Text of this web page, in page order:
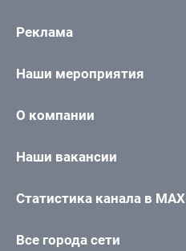
Реклама
Наши мероприятия
О компании
Наши вакансии
Статистика канала в MAX
Все города сети